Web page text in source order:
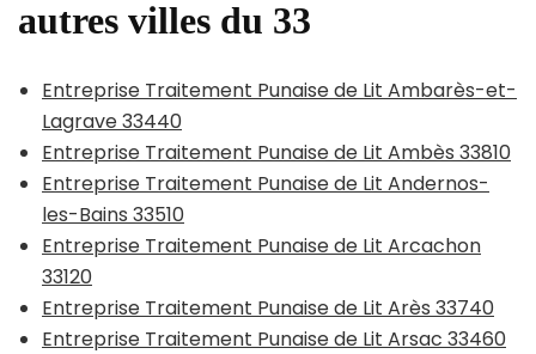
autres villes du 33
Entreprise Traitement Punaise de Lit Ambarès-et-
Lagrave 33440
Entreprise Traitement Punaise de Lit Ambès 33810
Entreprise Traitement Punaise de Lit Andernos-
les-Bains 33510
Entreprise Traitement Punaise de Lit Arcachon
33120
Entreprise Traitement Punaise de Lit Arès 33740
Entreprise Traitement Punaise de Lit Arsac 33460